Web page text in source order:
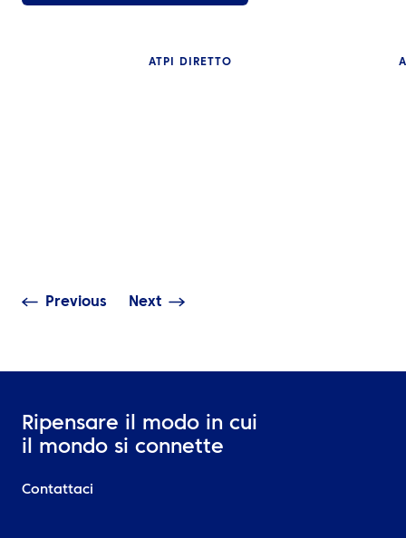
ATPI DIRETTO
Previous Next
Ripensare il modo in cui
il mondo si connette
Contattaci